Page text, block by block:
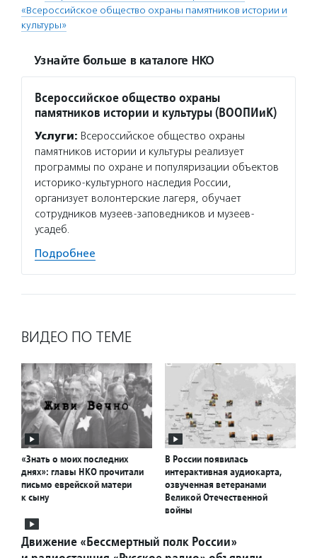
«Всероссийское общество охраны памятников истории и
культуры»
Узнайте больше в каталоге НКО
Всероссийское общество охраны
памятников истории и культуры (ВООПИиК)
Услуги: Всероссийское общество охраны
памятников истории и культуры реализует
программы по охране и популяризации объектов
историко-культурного наследия России,
организует волонтерские лагеря, обучает
сотрудников музеев-заповедников и музеев-
усадеб.
Подробнее
ВИДЕО ПО ТЕМЕ
«Знать о моих последних
днях»: главы НКО прочитали
письмо еврейской матери
к сыну
В России появилась
интерактивная аудиокарта,
озвученная ветеранами
Великой Отечественной
войны
Движение «Бессмертный полк России»